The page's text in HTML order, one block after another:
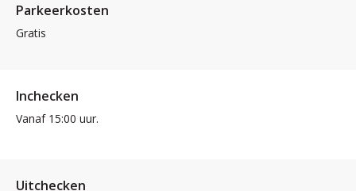
Parkeerkosten
Gratis
Inchecken
Vanaf 15:00 uur.
Uitchecken